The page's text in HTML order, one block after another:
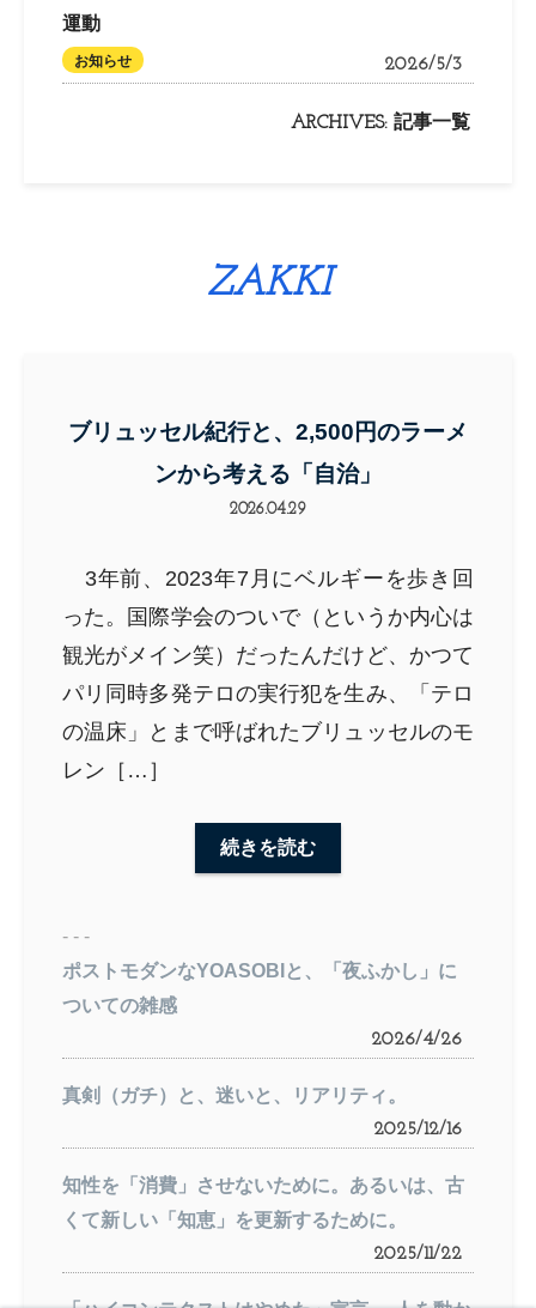
運動
2026/5/3
お知らせ
ARCHIVES: 記事一覧
ZAKKI
ブリュッセル紀行と、2,500円のラーメ
ンから考える「自治」
2026.04.29
3年前、2023年7月にベルギーを歩き回
った。国際学会のついで（というか内心は
観光がメイン笑）だったんだけど、かつて
パリ同時多発テロの実行犯を生み、「テロ
の温床」とまで呼ばれたブリュッセルのモ
レン［…］
続きを読む
- - -
ポストモダンなYOASOBIと、「夜ふかし」に
ついての雑感
2026/4/26
真剣（ガチ）と、迷いと、リアリティ。
2025/12/16
知性を「消費」させないために。あるいは、古
くて新しい「知恵」を更新するために。
2025/11/22